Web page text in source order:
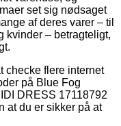
set sig nødsaget
af deres varer – til
kvinder – betragteligt,
checke flere internet
på Blue Fog
DRESS 17118792
at du er sikker på at